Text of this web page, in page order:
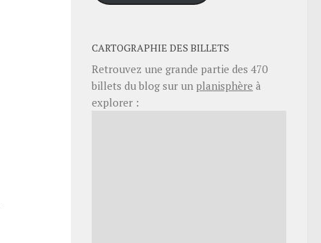
CARTOGRAPHIE DES BILLETS
Retrouvez une grande partie des 470
billets du blog sur un planisphère à
explorer :